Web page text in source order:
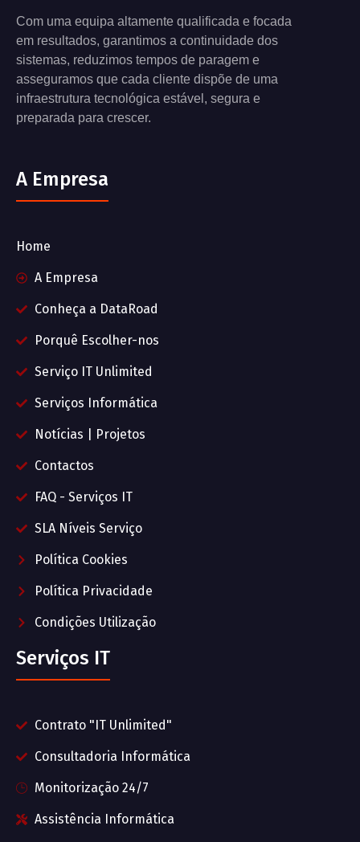
Com uma equipa altamente qualificada e focada
em resultados, garantimos a continuidade dos
sistemas, reduzimos tempos de paragem e
asseguramos que cada cliente dispõe de uma
infraestrutura tecnológica estável, segura e
preparada para crescer.
A Empresa
Home
A Empresa
Conheça a DataRoad
Porquê Escolher-nos
Serviço IT Unlimited
Serviços Informática
Notícias | Projetos
Contactos
FAQ - Serviços IT
SLA Níveis Serviço
Política Cookies
Política Privacidade
Condições Utilização
Serviços IT
Contrato "IT Unlimited"
Consultadoria Informática
Monitorização 24/7
Assistência Informática